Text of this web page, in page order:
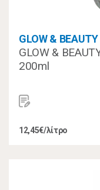
GLOW & BEAUTY
GLOW &
200ml
12,45€/λίτρο